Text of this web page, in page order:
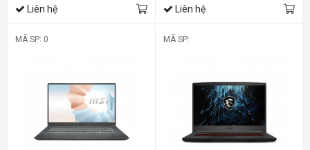
Liên hệ Liên hệ
MÃ SP: 0 MÃ SP: